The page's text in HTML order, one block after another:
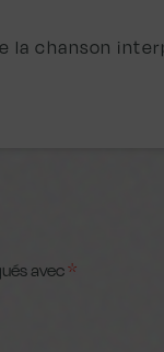
chanson
avec*